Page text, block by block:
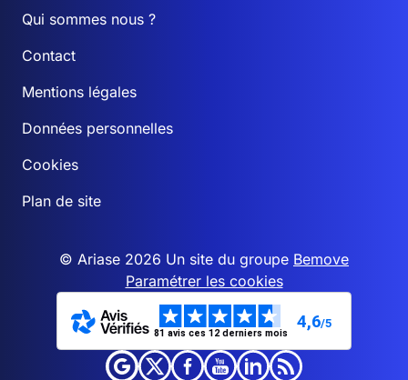
Qui sommes nous ?
Contact
Mentions légales
Données personnelles
Cookies
Plan de site
© Ariase 2026 Un site du groupe Bemove
Paramétrer les cookies
81 avis ces 12 derniers mois
4,6/5